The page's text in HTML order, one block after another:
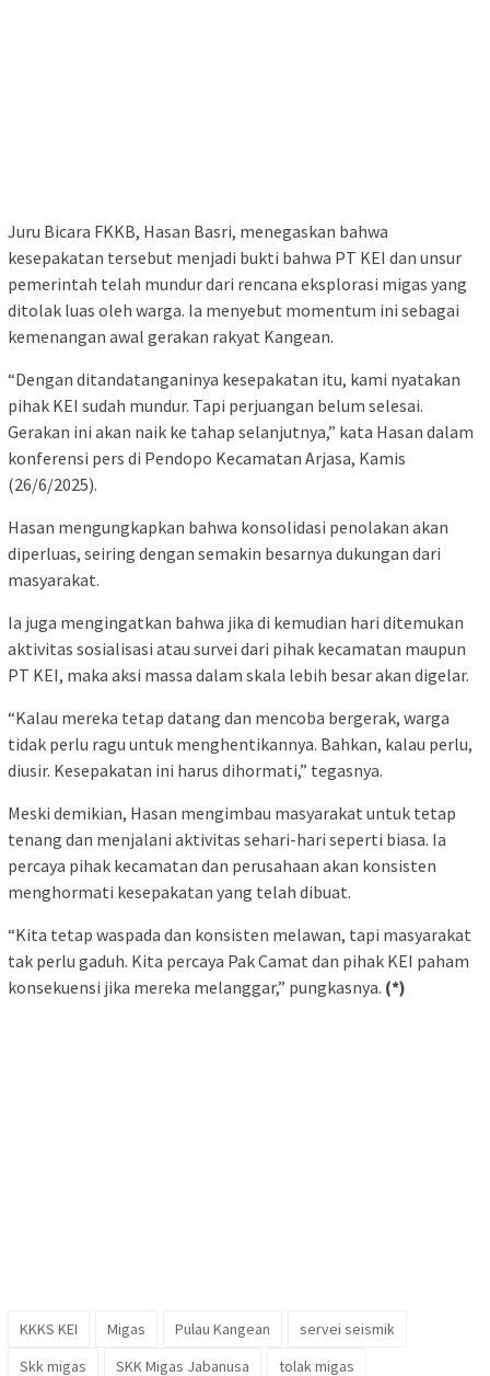
Juru Bicara FKKB, Hasan Basri, menegaskan bahwa
kesepakatan tersebut menjadi bukti bahwa PT KEI dan unsur
pemerintah telah mundur dari rencana eksplorasi migas yang
ditolak luas oleh warga. Ia menyebut momentum ini sebagai
kemenangan awal gerakan rakyat Kangean.
“Dengan ditandatanganinya kesepakatan itu, kami nyatakan
pihak KEI sudah mundur. Tapi perjuangan belum selesai.
Gerakan ini akan naik ke tahap selanjutnya,” kata Hasan dalam
konferensi pers di Pendopo Kecamatan Arjasa, Kamis
(26/6/2025).
Hasan mengungkapkan bahwa konsolidasi penolakan akan
diperluas, seiring dengan semakin besarnya dukungan dari
masyarakat.
Ia juga mengingatkan bahwa jika di kemudian hari ditemukan
aktivitas sosialisasi atau survei dari pihak kecamatan maupun
PT KEI, maka aksi massa dalam skala lebih besar akan digelar.
“Kalau mereka tetap datang dan mencoba bergerak, warga
tidak perlu ragu untuk menghentikannya. Bahkan, kalau perlu,
diusir. Kesepakatan ini harus dihormati,” tegasnya.
Meski demikian, Hasan mengimbau masyarakat untuk tetap
tenang dan menjalani aktivitas sehari-hari seperti biasa. Ia
percaya pihak kecamatan dan perusahaan akan konsisten
menghormati kesepakatan yang telah dibuat.
“Kita tetap waspada dan konsisten melawan, tapi masyarakat
tak perlu gaduh. Kita percaya Pak Camat dan pihak KEI paham
konsekuensi jika mereka melanggar,” pungkasnya. (*)
KKKS KEI Migas Pulau Kangean
servei seismik
Skk migas
SKK Migas Jabanusa tolak migas